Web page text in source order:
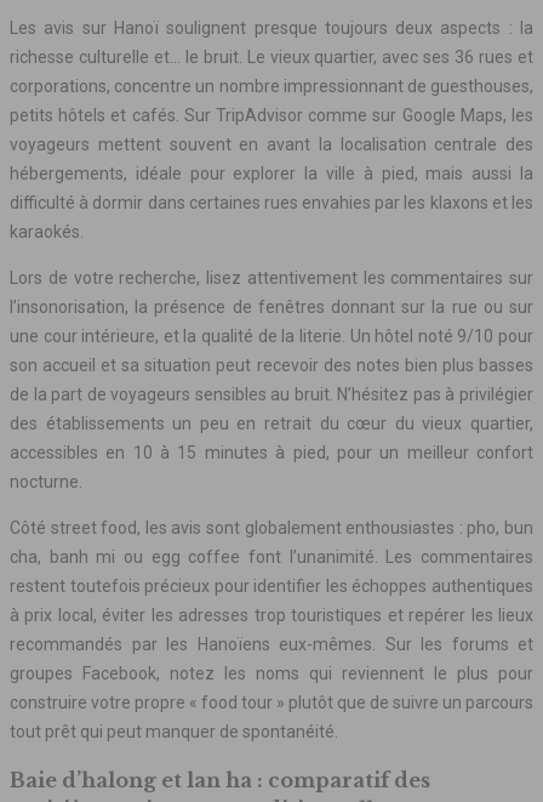
Les avis sur Hanoï soulignent presque toujours deux aspects : la
richesse culturelle et… le bruit. Le vieux quartier, avec ses 36 rues et
corporations, concentre un nombre impressionnant de guesthouses,
petits hôtels et cafés. Sur TripAdvisor comme sur Google Maps, les
voyageurs mettent souvent en avant la localisation centrale des
hébergements, idéale pour explorer la ville à pied, mais aussi la
difficulté à dormir dans certaines rues envahies par les klaxons et les
karaokés.
Lors de votre recherche, lisez attentivement les commentaires sur
l’insonorisation, la présence de fenêtres donnant sur la rue ou sur
une cour intérieure, et la qualité de la literie. Un hôtel noté 9/10 pour
son accueil et sa situation peut recevoir des notes bien plus basses
de la part de voyageurs sensibles au bruit. N’hésitez pas à privilégier
des établissements un peu en retrait du cœur du vieux quartier,
accessibles en 10 à 15 minutes à pied, pour un meilleur confort
nocturne.
Côté street food, les avis sont globalement enthousiastes : pho, bun
cha, banh mi ou egg coffee font l’unanimité. Les commentaires
restent toutefois précieux pour identifier les échoppes authentiques
à prix local, éviter les adresses trop touristiques et repérer les lieux
recommandés par les Hanoïens eux-mêmes. Sur les forums et
groupes Facebook, notez les noms qui reviennent le plus pour
construire votre propre « food tour » plutôt que de suivre un parcours
tout prêt qui peut manquer de spontanéité.
Baie d’halong et lan ha : comparatif des